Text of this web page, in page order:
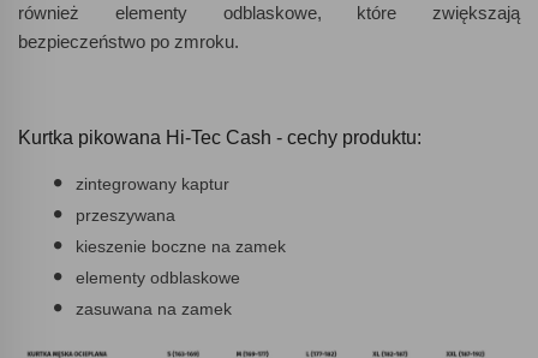
również elementy odblaskowe, które zwiększają
bezpieczeństwo po zmroku.
Kurtka pikowana Hi-Tec Cash - cechy produktu:
zintegrowany kaptur
przeszywana
kieszenie boczne na zamek
elementy odblaskowe
zasuwana na zamek